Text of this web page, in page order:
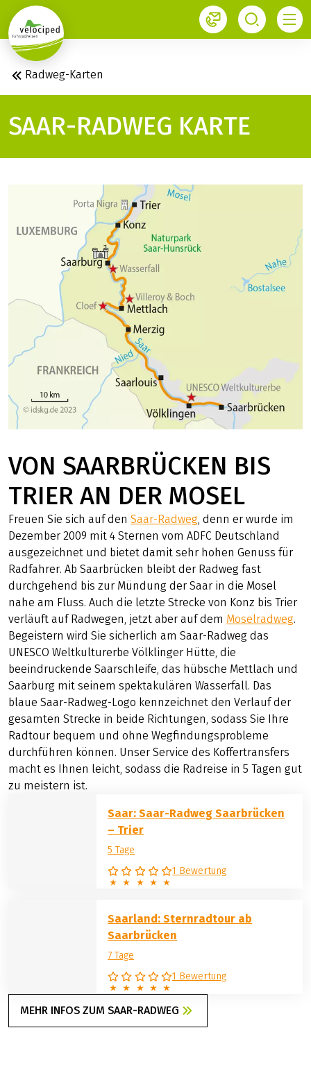
1
Radweg-Karten
SAAR-RADWEG KARTE
VON SAARBRÜCKEN BIS
TRIER AN DER MOSEL
Freuen Sie sich auf den Saar-Radweg, denn er wurde im
Dezember 2009 mit 4 Sternen vom ADFC Deutschland
ausgezeichnet und bietet damit sehr hohen Genuss für
Radfahrer. Ab Saarbrücken bleibt der Radweg fast
durchgehend bis zur Mündung der Saar in die Mosel
nahe am Fluss. Auch die letzte Strecke von Konz bis Trier
verläuft auf Radwegen, jetzt aber auf dem Moselradweg.
Begeistern wird Sie sicherlich am Saar-Radweg das
UNESCO Weltkulturerbe Völklinger Hütte, die
beeindruckende Saarschleife, das hübsche Mettlach und
Saarburg mit seinem spektakulären Wasserfall. Das
blaue Saar-Radweg-Logo kennzeichnet den Verlauf der
gesamten Strecke in beide Richtungen, sodass Sie Ihre
Radtour bequem und ohne Wegfindungsprobleme
durchführen können. Unser Service des Koffertransfers
macht es Ihnen leicht, sodass die Radreise in 5 Tagen gut
zu meistern ist.
Saar: Saar-Radweg Saarbrücken
– Trier
5 Tage
1 Bewertung
Saarland: Sternradtour ab
Saarbrücken
7 Tage
1 Bewertung
MEHR INFOS ZUM SAAR-RADWEG